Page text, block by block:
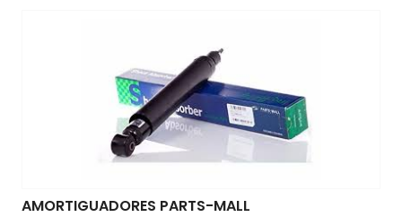
AMORTIGUADORES PARTS-MALL